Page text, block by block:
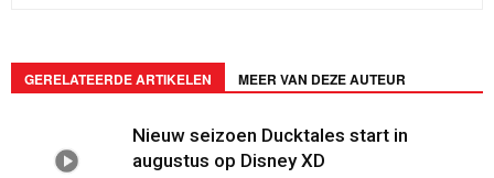
GERELATEERDE ARTIKELEN MEER VAN DEZE AUTEUR
Nieuw seizoen Ducktales start in
augustus op Disney XD